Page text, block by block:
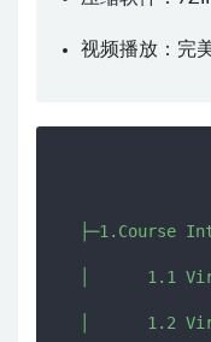
视频播放： 完
├─1.Course
│      1.1
│      1.2